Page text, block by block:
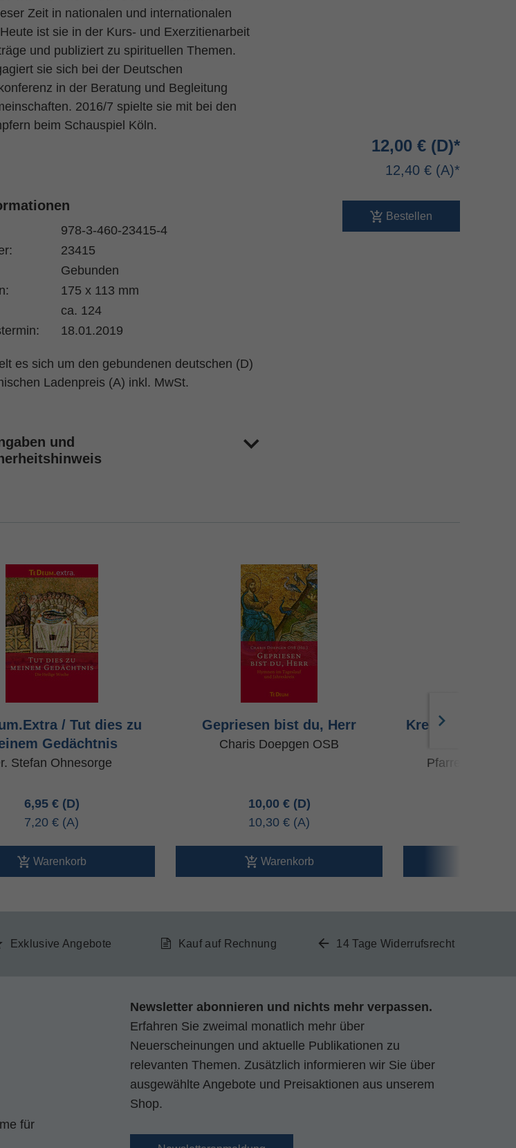
Zeit in nationalen und internationalen
ist sie in der Kurs- und Exerzitienarbeit
und publiziert zu spirituellen Themen.
sie sich bei der Deutschen
in der Beratung und Begleitung
2016/7 spielte sie mit bei den
beim Schauspiel Köln.
12,00 €
12,40 €
Bestellen
978-3-460-23415-4
23415
Gebunden
175 x 113 mm
ca. 124
18.01.2019
es sich um den gebundenen deutschen (D)
Ladenpreis (A) inkl. MwSt.
und
/ Tut dies zu
Gedächtnis
Stefan Ohnesorge
6,95 €
7,20 €
Warenkorb
Gepriesen bist du, Herr
Charis Doepgen OSB
10,00 €
10,30 €
Warenkorb
Kreuzweg der
Pfarrerin
Exklusive Angebote Kauf auf Rechnung 14 Tage Widerrufsrecht
für
Newsletter abonnieren und nichts mehr verpassen.
Erfahren Sie zweimal monatlich mehr über
Neuerscheinungen und aktuelle Publikationen zu
relevanten Themen. Zusätzlich informieren wir Sie über
ausgewählte Angebote und Preisaktionen aus unserem
Shop.